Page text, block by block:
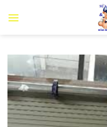
đến